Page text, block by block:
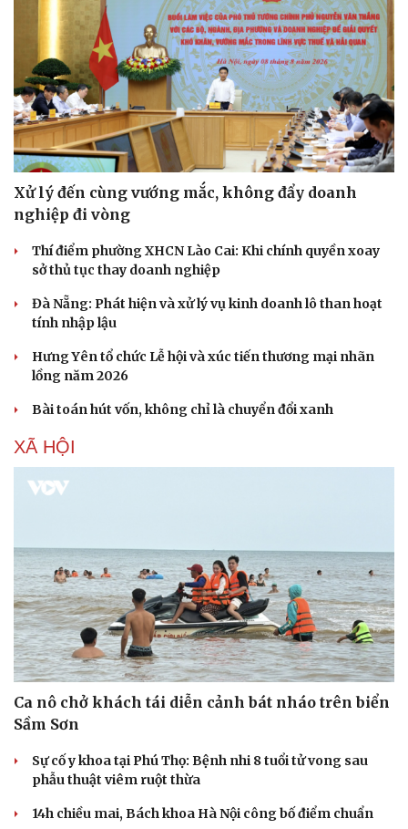
Du lịch
Tư vấn
Săn Tour
check-in
Podcast
Câu chuyện thời sự
Đọc truyện đêm khuya
Cửa sổ tình yêu
Hạt giống tâm hồn
Xử lý đến cùng vướng mắc, không đẩy doanh
nghiệp đi vòng
Thí điểm phường XHCN Lào Cai: Khi chính quyền xoay
sở thủ tục thay doanh nghiệp
Đà Nẵng: Phát hiện và xử lý vụ kinh doanh lô than hoạt
tính nhập lậu
Hưng Yên tổ chức Lễ hội và xúc tiến thương mại nhãn
lồng năm 2026
Bài toán hút vốn, không chỉ là chuyển đổi xanh
XÃ HỘI
Ca nô chở khách tái diễn cảnh bát nháo trên biển
Sầm Sơn
Sự cố y khoa tại Phú Thọ: Bệnh nhi 8 tuổi tử vong sau
phẫu thuật viêm ruột thừa
14h chiều mai, Bách khoa Hà Nội công bố điểm chuẩn